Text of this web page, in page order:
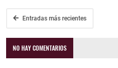
Entradas más recientes
NO HAY COMENTARIOS